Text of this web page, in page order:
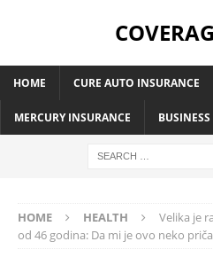
HOME CURE AUTO INSURANCE
MERCURY INSURANCE
HOME HEALTH
Velika je
od 46 godina: Da mi je ovo neko